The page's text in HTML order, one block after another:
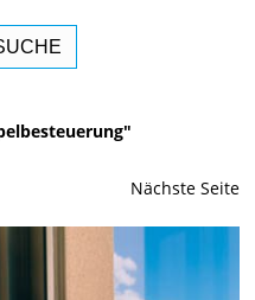
Nächste Seite